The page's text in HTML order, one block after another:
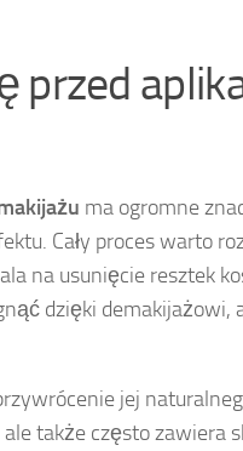
przed
ma ogromne
Cały proces warto
na usunięcie resztek
dzięki demakijażowi,
jej
także często zawiera